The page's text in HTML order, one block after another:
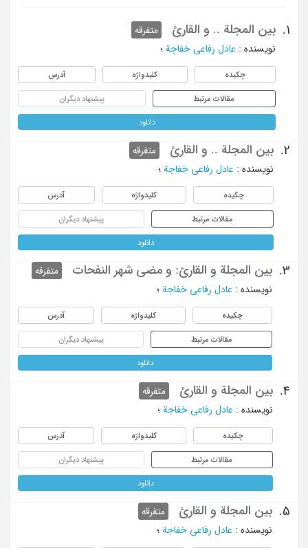
1. بین المجلة .. و القارئ
متفرقه
نویسنده : عادل رفاعی خفاجة ؛
چکیده کلیدواژه آدرس
مقالات مرتبط پیشنهاد دیگران
دانلود
2. بین المجلة .. و القارئ
متفرقه
نویسنده : عادل رفاعی خفاجة ؛
چکیده کلیدواژه آدرس
مقالات مرتبط پیشنهاد دیگران
دانلود
3. بین المجلة و القارئ: و مضی شهر النفحات
متفرقه
نویسنده : عادل رفاعی خفاجة ؛
چکیده کلیدواژه آدرس
مقالات مرتبط پیشنهاد دیگران
دانلود
4. بین المجلة و القارئ
متفرقه
نویسنده : عادل رفاعی خفاجة ؛
چکیده کلیدواژه آدرس
مقالات مرتبط پیشنهاد دیگران
دانلود
5. بین المجلة و القارئ
متفرقه
نویسنده : عادل رفاعی خفاجة ؛